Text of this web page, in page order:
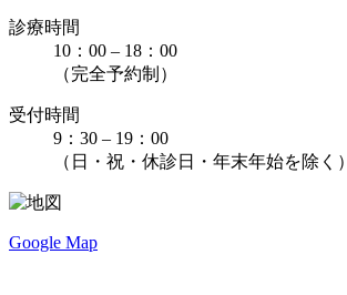
診療時間
10：00 – 18：00
（完全予約制）
受付時間
9：30 – 19：00
（日・祝・休診日・年末年始を除く）
Google Map